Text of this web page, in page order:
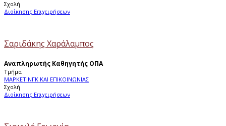
Σχολή
Διοίκησης Επιχειρήσεων
Σαριδάκης Χαράλαμπος
Αναπληρωτής Καθηγητής ΟΠΑ
Τμήμα
ΜΑΡΚΕΤΙΝΓΚ ΚΑΙ ΕΠΙΚΟΙΝΩΝΙΑΣ
Σχολή
Διοίκησης Επιχειρήσεων